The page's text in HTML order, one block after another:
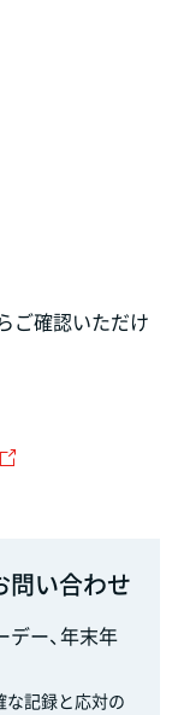
ご確認いただけ
問い合わせ
デー、年末年
な記録と応対の